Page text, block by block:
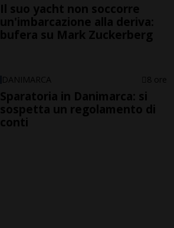
Il suo yacht non soccorre
un'imbarcazione alla deriva:
bufera su Mark Zuckerberg
DANIMARCA 8 ore
Sparatoria in Danimarca: si
sospetta un regolamento di
conti